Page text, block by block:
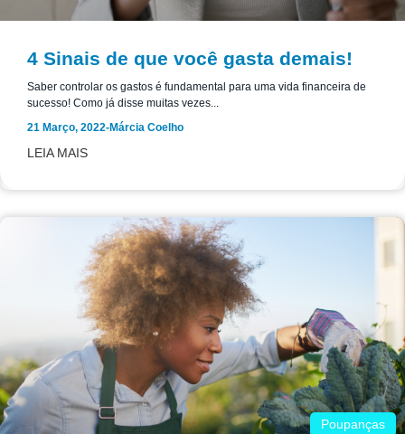
4 Sinais de que você gasta demais!
Saber controlar os gastos é fundamental para uma vida financeira de
sucesso! Como já disse muitas vezes...
21 Março, 2022-Márcia Coelho
LEIA MAIS
Poupanças